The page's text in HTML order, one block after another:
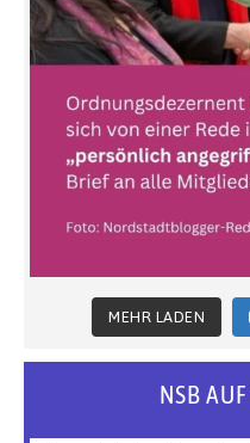
MEHR LADEN
NSB